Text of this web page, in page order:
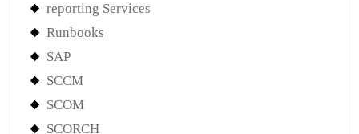
reporting Services
Runbooks
SAP
SCCM
SCOM
SCORCH